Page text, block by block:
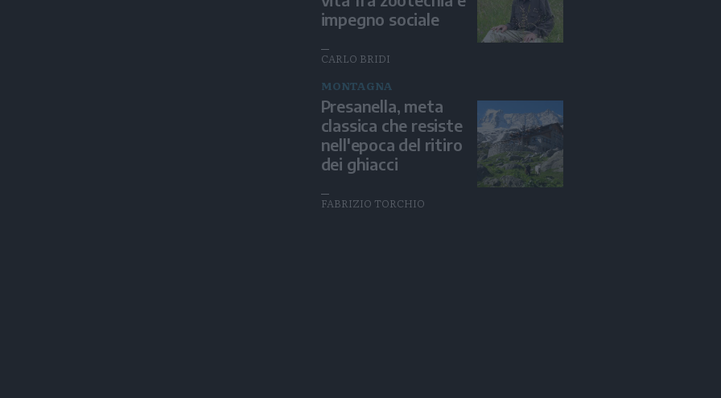
impegno sociale
CARLO BRIDI
MONTAGNA
Presanella, meta
classica che resiste
nell'epoca del ritiro
dei ghiacci
FABRIZIO TORCHIO